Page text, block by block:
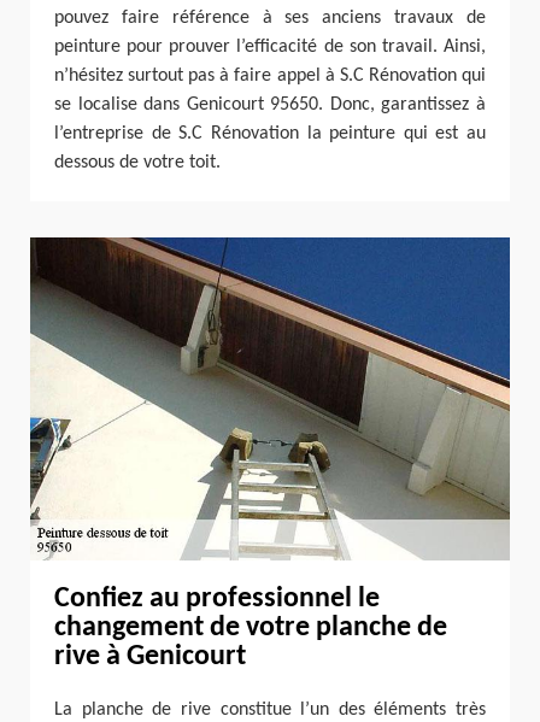
pouvez faire référence à ses anciens travaux de
peinture pour prouver l’efficacité de son travail. Ainsi,
n’hésitez surtout pas à faire appel à S.C Rénovation qui
se localise dans Genicourt 95650. Donc, garantissez à
l’entreprise de S.C Rénovation la peinture qui est au
dessous de votre toit.
Confiez au professionnel le
changement de votre planche de
rive à Genicourt
La planche de rive constitue l’un des éléments très